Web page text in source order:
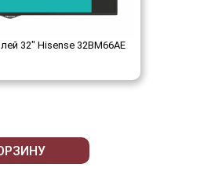
32" Hisense 32BM66AE